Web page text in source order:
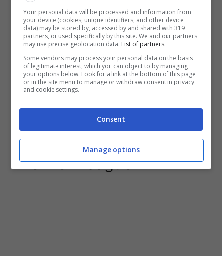
fino ai 14 milioni mentre il Fulham ha pronti
20 milioni per prendere a gennaio il
centrocampista della Costa d’Avorio.
POTREBBE INTERESSARTI ANCHE QUESTA
NOTIZIA >>>Calciomercato Juventus,
Kessie, niente Juve: va in
Premier League
Your personal data will be processed and information from
your device (cookies, unique identifiers, and other device
data) may be stored by, accessed by and shared with 319
partners, or used specifically by this site. We and our partners
may use precise geolocation data. List of partners.
Some vendors may process your personal data on the basis
of legitimate interest, which you can object to by managing
your options below. Look for a link at the bottom of this page
or in the site menu to manage or withdraw consent in privacy
and cookie settings.
Consent
Manage options